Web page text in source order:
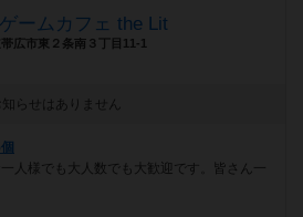
ームカフェ the Lit
広市東２条南３丁目11-1
知らせはありません
人様でも大人数でも大歓迎です。皆さん一